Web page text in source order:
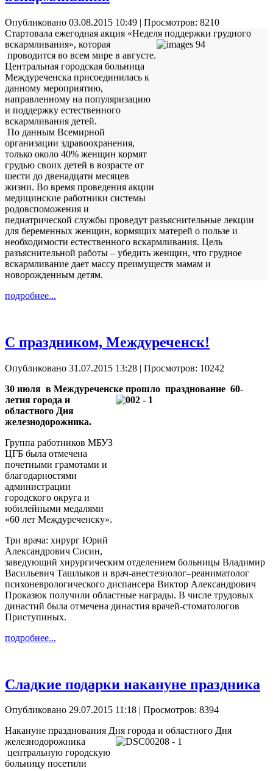
Опубликовано 03.08.2015 10:49 | Просмотров: 8210
Стартовала ежегодная акция «Неделя поддержки грудного
вскармливания», которая
проводится во всем мире в августе.
Центральная городская больница
Междуреченска присоединилась к
данному мероприятию,
направленному на популяризацию
и поддержку естественного
вскармливания детей.
По данным Всемирной
организации здравоохранения,
только около 40% женщин кормят
грудью своих детей в возрасте от
шести до двенадцати месяцев
жизни. Во время проведения акции
медицинские работники системы
родовспоможения и
педиатрической службы проведут разъяснительные лекции
для беременных женщин, кормящих матерей о пользе и
необходимости естественного вскармливания. Цель
разъяснительной работы – убедить женщин, что грудное
вскармливание дает массу преимуществ мамам и
новорожденным детям.
подробнее...
С праздником, Междуреченск!
Опубликовано 31.07.2015 13:28 | Просмотров: 10242
30 июля в Междуреченске прошло празднование 60-
летия города и
областного Дня
железнодорожника.
Группа работников МБУЗ
ЦГБ была отмечена
почетными грамотами и
благодарностями
администрации
городского округа и
юбилейными медалями
«60 лет Междуреченску».
Три врача: хирург Юрий
Александрович Сисин,
заведующий хирургическим отделением больницы Владимир
Васильевич Ташлыков и врач-анестезиолог–реаниматолог
психоневрологического диспансера Виктор Александрович
Проказюк получили областные награды. В числе трудовых
династий была отмечена династия врачей-стоматологов
Приступиных.
подробнее...
Сладкие подарки накануне праздника
Опубликовано 29.07.2015 11:18 | Просмотров: 8394
Накануне празднования Дня города и областного Дня
железнодорожника
центральную городскую
больницу посетили